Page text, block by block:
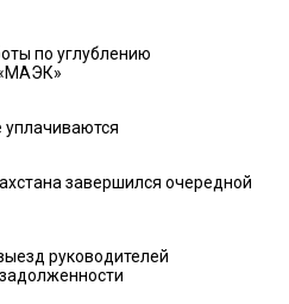
по углублению
завершился очередной
руководителей